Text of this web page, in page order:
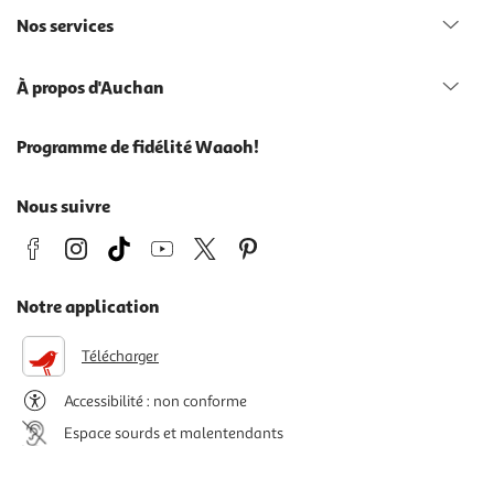
Nos services
À propos d'Auchan
Programme de fidélité Waaoh!
Nous suivre
Notre application
Télécharger
Accessibilité : non conforme
Espace sourds et malentendants